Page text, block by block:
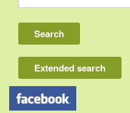
Bali
Lombok
Flores & Komodo
Other Sunda islands
Java
Extended search